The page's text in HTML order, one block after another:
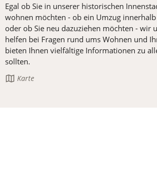
Egal ob Sie in unserer historischen
wohnen möchten - ob ein Umzug
oder ob Sie neu dazuziehen möchten - wir
helfen bei Fragen rund ums Wohnen und
bieten Ihnen vielfältige Informationen zu
sollten.
Die Karte